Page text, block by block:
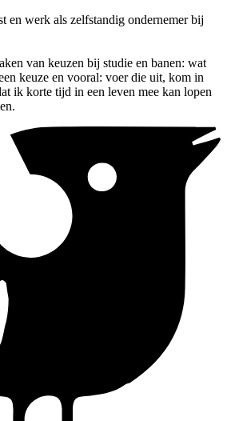
en werk als zelfstandig ondernemer bij
van keuzen bij studie en banen: wat
keuze en vooral: voer die uit, kom in
ik korte tijd in een leven mee kan lopen